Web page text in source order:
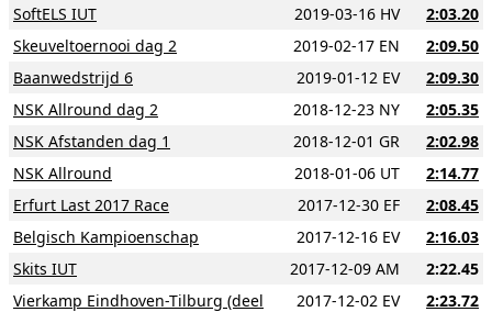
SoftELS IUT 2019-03-16 HV 2:03.20
Skeuveltoernooi dag 2
2019-02-17 EN 2:09.50
Baanwedstrijd 6
2019-01-12 EV 2:09.30
NSK Allround dag 2
2018-12-23 NY 2:05.35
NSK Afstanden dag 1
2018-12-01 GR 2:02.98
NSK Allround
2018-01-06 UT 2:14.77
Erfurt Last 2017 Race
2017-12-30 EF 2:08.45
Belgisch Kampioenschap
2017-12-16 EV 2:16.03
Skits IUT
2017-12-09 AM 2:22.45
Vierkamp Eindhoven-Tilburg (deel
2017-12-02 EV 2:23.72